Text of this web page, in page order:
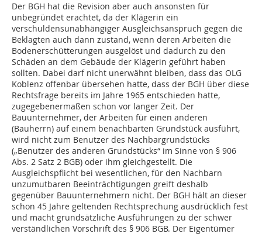
Der BGH hat die Revision aber auch ansonsten für
unbegründet erachtet, da der Klägerin ein
verschuldensunabhängiger Ausgleichsanspruch gegen die
Beklagten auch dann zustand, wenn deren Arbeiten die
Bodenerschütterungen ausgelöst und dadurch zu den
Schäden an dem Gebäude der Klägerin geführt haben
sollten. Dabei darf nicht unerwähnt bleiben, dass das OLG
Koblenz offenbar übersehen hatte, dass der BGH über diese
Rechtsfrage bereits im Jahre 1965 entschieden hatte,
zugegebenermaßen schon vor langer Zeit. Der
Bauunternehmer, der Arbeiten für einen anderen
(Bauherrn) auf einem benachbarten Grundstück ausführt,
wird nicht zum Benutzer des Nachbargrundstücks
(„Benutzer des anderen Grundstücks“ im Sinne von § 906
Abs. 2 Satz 2 BGB) oder ihm gleichgestellt. Die
Ausgleichspflicht bei wesentlichen, für den Nachbarn
unzumutbaren Beeinträchtigungen greift deshalb
gegenüber Bauunternehmern nicht. Der BGH hält an dieser
schon 45 Jahre geltenden Rechtsprechung ausdrücklich fest
und macht grundsätzliche Ausführungen zu der schwer
verständlichen Vorschrift des § 906 BGB. Der Eigentümer